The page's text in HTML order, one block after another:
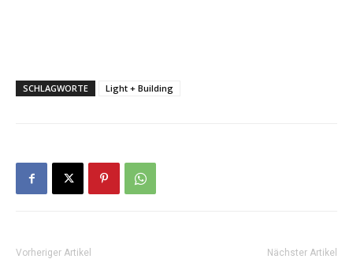
SCHLAGWORTE Light + Building
Vorheriger Artikel Nächster Artikel